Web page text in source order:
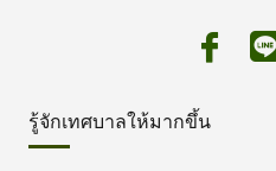
รู้จักเทศบาลให้มากขึ้น